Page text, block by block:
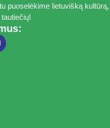
puoselėkime lietuvišką